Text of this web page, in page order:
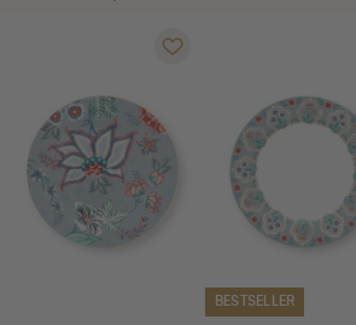
BESTSELLER